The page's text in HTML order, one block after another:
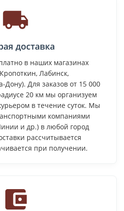
доставка
в наших магазинах
Лабинск,
Дону). Для заказов от 15 000
20 км мы организуем
в течение суток. Мы
компаниями
и др.) в любой город
рассчитывается
при получении.